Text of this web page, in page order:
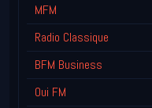
MFM
Radio Classique
BFM Business
Oui FM